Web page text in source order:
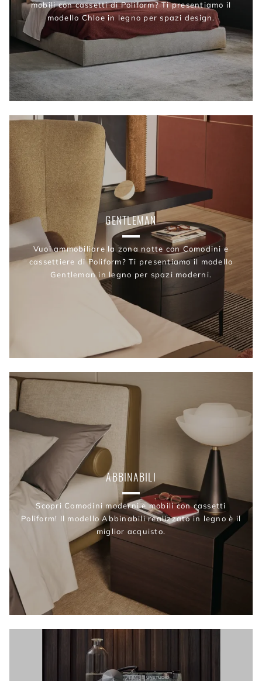
mobili con cassetti di Poliform? Ti presentiamo il
modello Chloe in legno per spazi design.
GENTLEMAN
Vuoi ammobiliare la zona notte con Comodini e
cassettiere di Poliform? Ti presentiamo il modello
Gentleman in legno per spazi moderni.
ABBINABILI
Scopri Comodini moderni e mobili con cassetti
Poliform! Il modello Abbinabili realizzato in legno è il
miglior acquisto.